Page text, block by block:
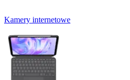
Kamery internetowe